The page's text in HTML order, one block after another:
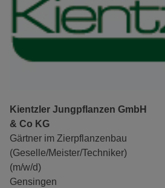
Kientzler Jungpflanzen GmbH
& Co KG
Gärtner im Zierpflanzenbau
(Geselle/Meister/Techniker)
(m/w/d)
Gensingen